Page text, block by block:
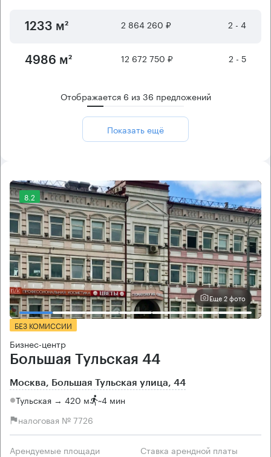
1233 м² 2 864 260 ₽ 2 - 4
4986 м² 12 672 750 ₽ 2 - 5
Отображается 6 из36 предложений
Показать ещё
8.2
Еще 2 фото
БЕЗ КОМИССИИ
Бизнес-центр
Большая Тульская 44
Москва, Большая Тульская улица, 44
Тульская → 420 м ~4 мин
налоговая № 7726
Арендуемые площади Ставка арендной платы